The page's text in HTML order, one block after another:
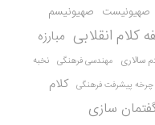
صهیونیست صهیونیسم
کلام انقلابی مبارزه
سالاری مهندسی فرهنگی نخبه
چرخه پیشرفت فرهنگی کلام
سازی